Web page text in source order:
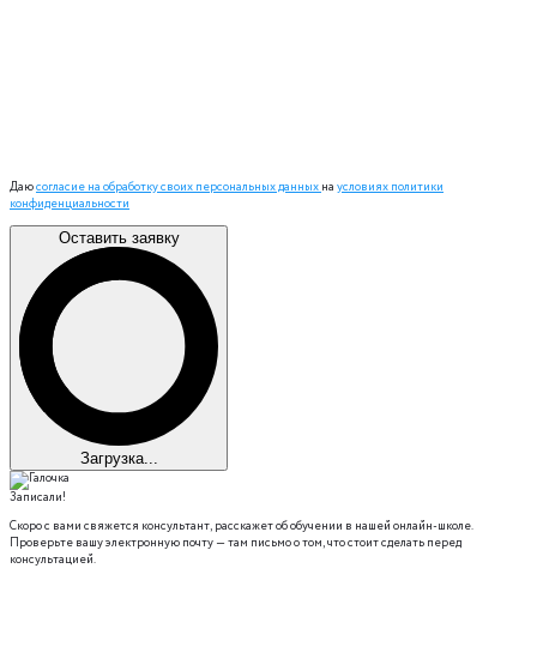
Даюсогласие на обработку своих персональных данныхна условиях политики
конфиденциальности
Оставить заявку
Загрузка...
Записали!
Скоро с вами свяжется консультант, расскажет об обучении в нашей онлайн-школе.
Проверьте вашу электронную почту — там письмо о том, что стоит сделать перед
консультацией.